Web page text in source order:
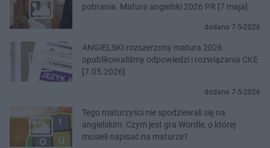
pobrania. Matura angielski 2026 PR [7 maja]
dodano 7-5-2026
ANGIELSKI rozszerzony matura 2026
opublikowaliśmy odpowiedzi i rozwiązania CKE
[7.05.2026]
dodano 7-5-2026
Tego maturzyści nie spodziewali się na
angielskim. Czym jest gra Wordle, o której
musieli napisać na maturze?